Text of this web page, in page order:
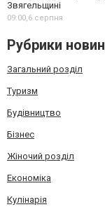
Звягельщині
09:00,6 серпня
Рубрики новин
Загальний розділ
Туризм
Будівництво
Бізнес
Жіночий розділ
Економіка
Кулінарія